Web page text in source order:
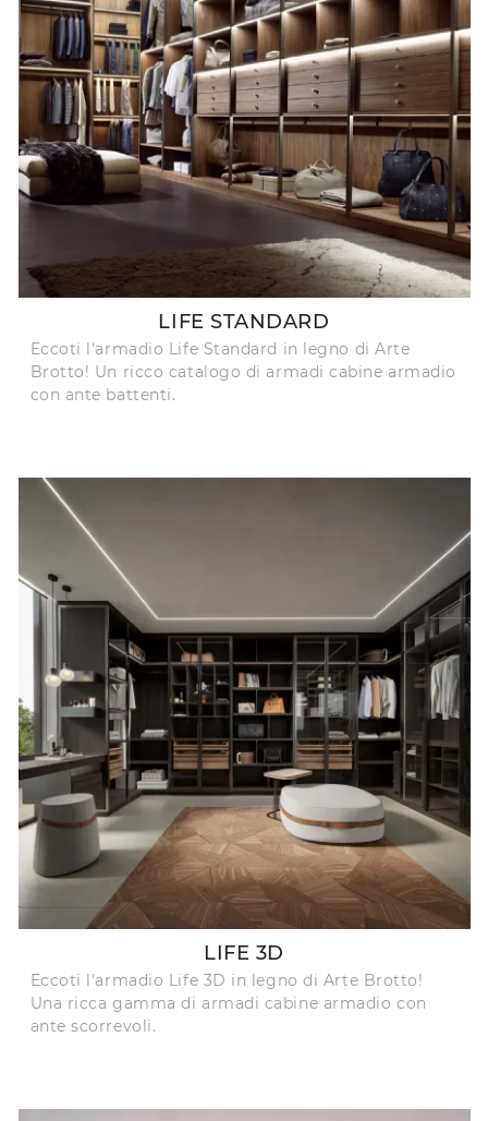
LIFE STANDARD
Eccoti l'armadio Life Standard in legno di Arte
Brotto! Un ricco catalogo di armadi cabine armadio
con ante battenti.
LIFE 3D
Eccoti l'armadio Life 3D in legno di Arte Brotto!
Una ricca gamma di armadi cabine armadio con
ante scorrevoli.